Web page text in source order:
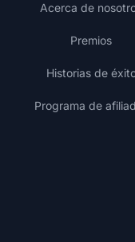
Acerca de
Premios
Historias de
Programa de